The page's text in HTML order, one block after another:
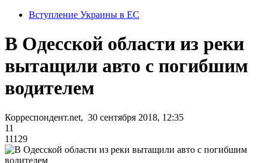
Вступление Украины в ЕС
В Одесской области из реки
вытащили авто с погибшим
водителем
Корреспондент.net, 30 сентября 2018, 12:35
11
11129